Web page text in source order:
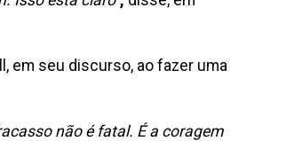
em seu discurso, ao fazer uma
não é fatal. É a coragem